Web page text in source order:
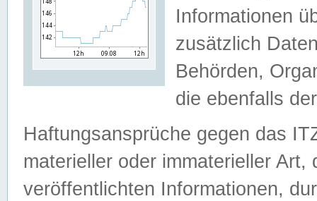
Informationen
zusätzlich
Behörden,
die ebenfalls
Haftungsansprüche gegen das
materieller oder immaterieller
veröffentlichten Informationen,